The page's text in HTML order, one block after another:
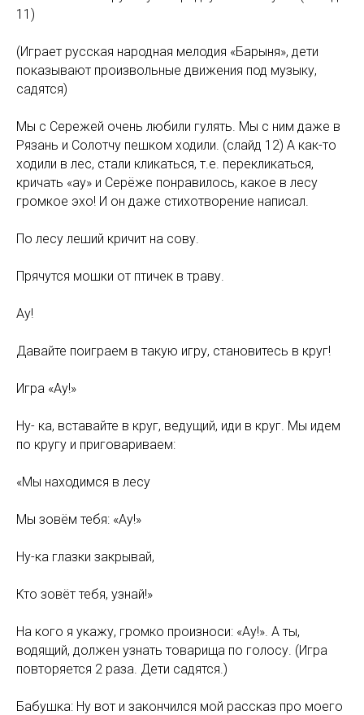
11)
(Играет русская народная мелодия «Барыня», дети
показывают произвольные движения под музыку,
садятся)
Мы с Сережей очень любили гулять. Мы с ним даже в
Рязань и Солотчу пешком ходили. (слайд 12) А как-то
ходили в лес, стали кликаться, т.е. перекликаться,
кричать «ау» и Серёже понравилось, какое в лесу
громкое эхо! И он даже стихотворение написал.
По лесу леший кричит на сову.
Прячутся мошки от птичек в траву.
Ау!
Давайте поиграем в такую игру, становитесь в круг!
Игра «Ау!»
Ну- ка, вставайте в круг, ведущий, иди в круг. Мы идем
по кругу и приговариваем:
«Мы находимся в лесу
Мы зовём тебя: «Ау!»
Ну-ка глазки закрывай,
Кто зовёт тебя, узнай!»
На кого я укажу, громко произноси: «Ау!». А ты,
водящий, должен узнать товарища по голосу. (Игра
повторяется 2 раза. Дети садятся.)
Бабушка: Ну вот и закончился мой рассказ про моего